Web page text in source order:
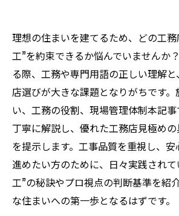
理想の住まいを建てるため、どの工
工”を約束できるか悩んでいませんか
る際、工務や専門用語の正しい理解
店選びが大きな課題となりがちです
い、工務の役割、現場管理体制――本記
丁寧に解説し、優れた工務店見極め
を提示します。工事品質を重視し、
進めたい方のために、日々実践され
工”の秘訣やプロ視点の判断基準を紹
な住まいへの第一歩となるはずです。